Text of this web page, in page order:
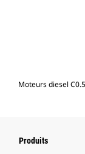
Moteurs diesel
Produits